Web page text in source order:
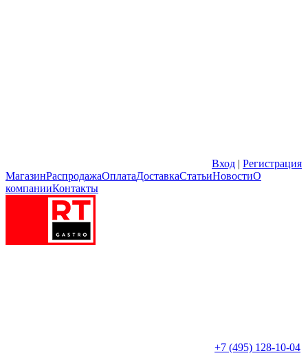
Вход | Регистрация
МагазинРаспродажаОплатаДоставкаСтатьиНовостиО
компанииКонтакты
+7 (495) 128-10-04